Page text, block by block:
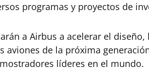
programas y proyectos de
a Airbus a acelerar el
aviones de la próxima
líderes en el mundo.